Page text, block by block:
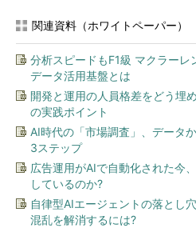
関連資料（ホワイトペーパー）
分析スピードもF1級 マクラーレ
データ活用基盤とは
開発と運用の人員格差をどう埋
の実践ポイント
AI時代の「市場調査」、データ
3ステップ
広告運用がAIで自動化された今
しているのか?
自律型AIエージェントの落とし
混乱を解消するには?